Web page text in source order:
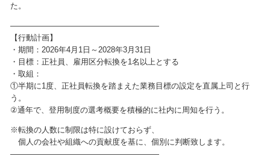
た。
———————————————————
【行動計画】
・期間：2026年4月1日～2028年3月31日
・目標：正社員、雇用区分転換を1名以上とする
・取組：
①半期に1度、正社員転換を踏まえた業務目標の設定を直属上司と行
う。
②通年で、登用制度の選考概要を積極的に社内に周知を行う。
※転換の人数に制限は特に設けておらず、
個人の会社や組織への貢献度を基に、個別に判断致します。
———————————————————